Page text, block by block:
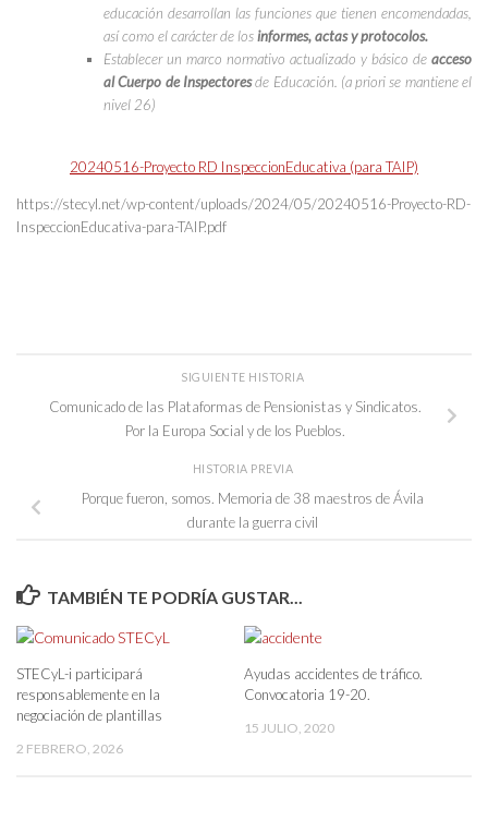
educación desarrollan las funciones que tienen encomendadas,
así como el carácter de losinformes, actas y protocolos.
Establecer un marco normativo actualizado y básico de acceso
al Cuerpo de Inspectoresde Educación. (a priori se mantiene el
nivel 26)
20240516-Proyecto RD InspeccionEducativa (para TAIP)
https://stecyl.net/wp-content/uploads/2024/05/20240516-Proyecto-RD-
InspeccionEducativa-para-TAIP.pdf
SIGUIENTE HISTORIA
Comunicado de las Plataformas de Pensionistas y Sindicatos.
Por la Europa Social y de los Pueblos.
HISTORIA PREVIA
Porque fueron, somos. Memoria de 38 maestros de Ávila
durante la guerra civil
TAMBIÉN TE PODRÍA GUSTAR...
STECyL-i participará
responsablemente en la
negociación de plantillas
2 FEBRERO, 2026
Ayudas accidentes de tráfico.
Convocatoria 19-20.
15 JULIO, 2020